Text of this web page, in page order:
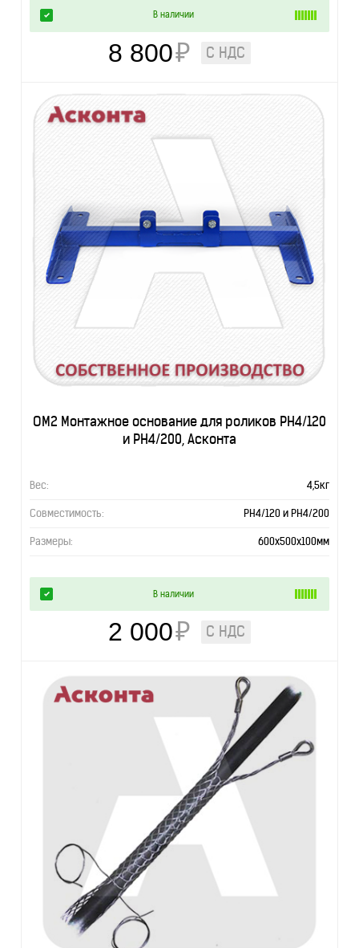
В наличии
8 800₽ С НДС
ОМ2 Монтажное основание для роликов РН4/120
и РН4/200, Асконта
Вес: 4,5кг
Совместимость: РН4/120 и РН4/200
Размеры: 600х500х100мм
В наличии
2 000₽ С НДС